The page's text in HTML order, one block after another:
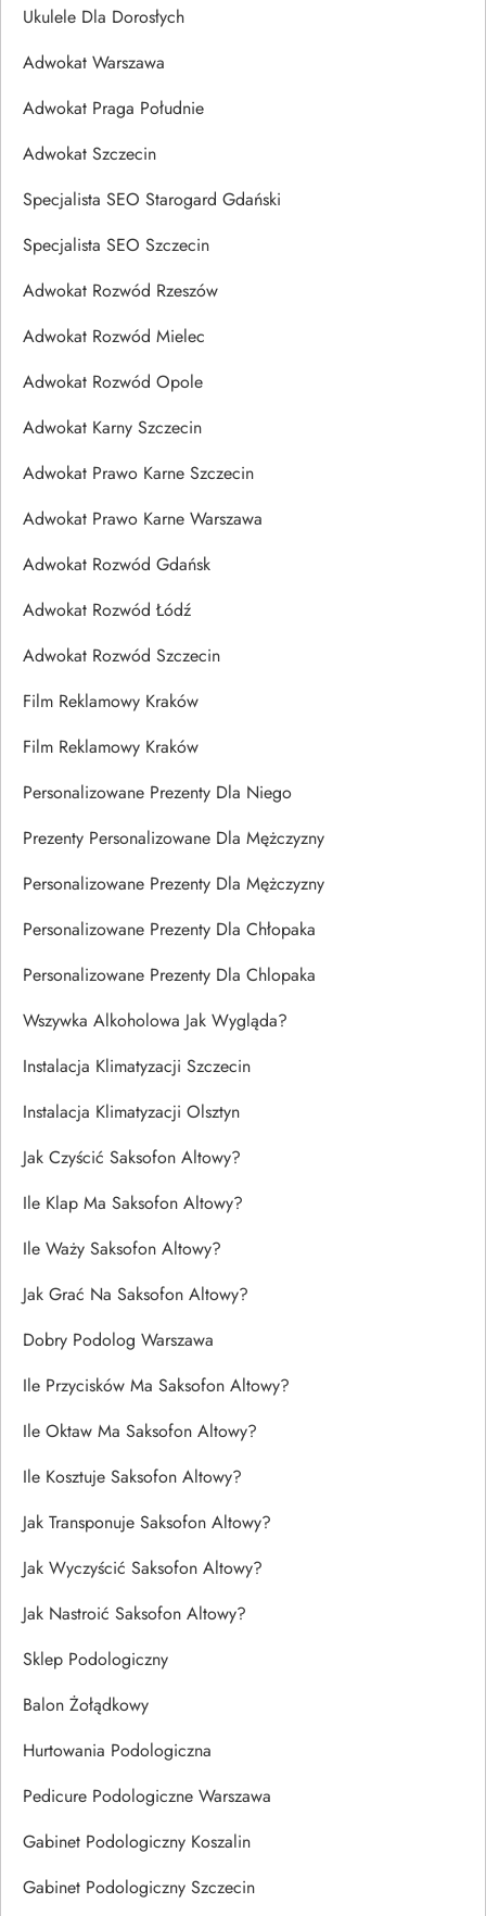
Ukulele Dla Dorosłych
Adwokat Warszawa
Adwokat Praga Południe
Adwokat Szczecin
Specjalista SEO Starogard Gdański
Specjalista SEO Szczecin
Adwokat Rozwód Rzeszów
Adwokat Rozwód Mielec
Adwokat Rozwód Opole
Adwokat Karny Szczecin
Adwokat Prawo Karne Szczecin
Adwokat Prawo Karne Warszawa
Adwokat Rozwód Gdańsk
Adwokat Rozwód Łódź
Adwokat Rozwód Szczecin
Film Reklamowy Kraków
Film Reklamowy Kraków
Personalizowane Prezenty Dla Niego
Prezenty Personalizowane Dla Mężczyzny
Personalizowane Prezenty Dla Mężczyzny
Personalizowane Prezenty Dla Chłopaka
Personalizowane Prezenty Dla Chlopaka
Wszywka Alkoholowa Jak Wygląda?
Instalacja Klimatyzacji Szczecin
Instalacja Klimatyzacji Olsztyn
Jak Czyścić Saksofon Altowy?
Ile Klap Ma Saksofon Altowy?
Ile Waży Saksofon Altowy?
Jak Grać Na Saksofon Altowy?
Dobry Podolog Warszawa
Ile Przycisków Ma Saksofon Altowy?
Ile Oktaw Ma Saksofon Altowy?
Ile Kosztuje Saksofon Altowy?
Jak Transponuje Saksofon Altowy?
Jak Wyczyścić Saksofon Altowy?
Jak Nastroić Saksofon Altowy?
Sklep Podologiczny
Balon Żołądkowy
Hurtowania Podologiczna
Pedicure Podologiczne Warszawa
Gabinet Podologiczny Koszalin
Gabinet Podologiczny Szczecin